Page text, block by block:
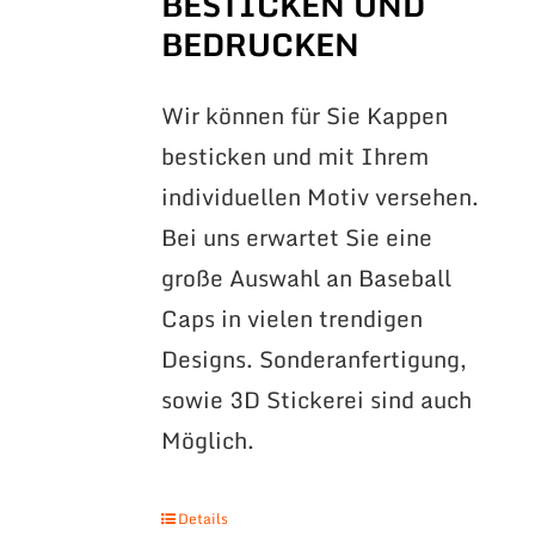
BEDRUCKEN
Wir können für Sie Kappen
besticken und mit Ihrem
individuellen Motiv versehen.
Bei uns erwartet Sie eine
große Auswahl an Baseball
Caps in vielen trendigen
Designs. Sonderanfertigung,
sowie 3D Stickerei sind auch
Möglich.
Details